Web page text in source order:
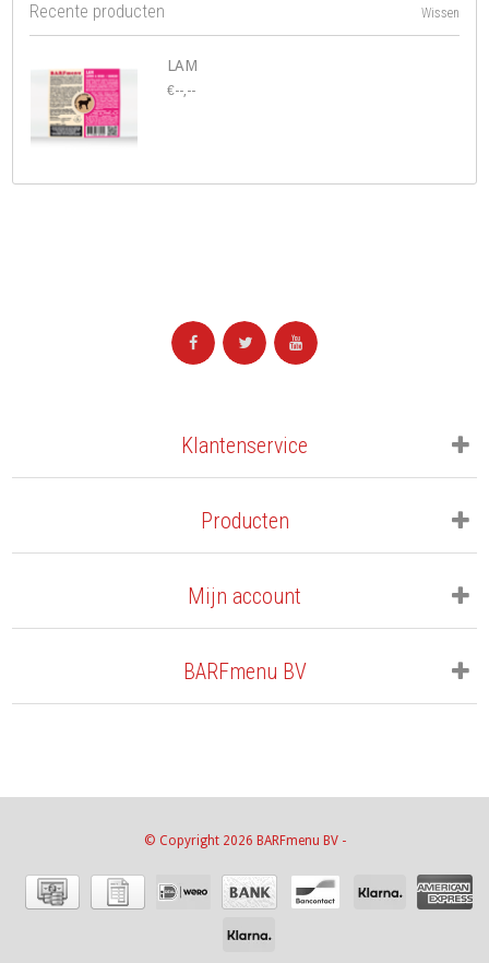
Recente producten Wissen
LAM
€--,--
Klantenservice
Producten
Mijn account
BARFmenu BV
© Copyright 2026 BARFmenu BV -